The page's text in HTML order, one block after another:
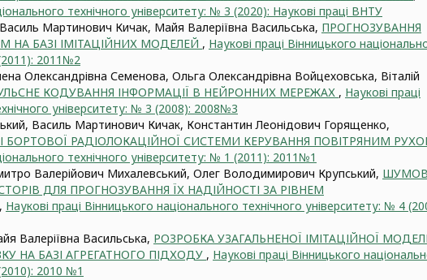
технічного університету: № 3 (2020): Наукові праці ВНТУ
Мартинович Кичак, Майя Валеріївна Васильська, ПРОГНОЗУВАННЯ
НА БАЗІ ІМІТАЦІЙНИХ МОДЕЛЕЙ , Наукові праці Вінницького
2011№2
Олександрівна Семенова, Ольга Олександрівна Войцеховська, Віталій
КОДУВАННЯ ІНФОРМАЦІЇ В НЕЙРОННИХ МЕРЕЖАХ , Наукові праці
університету: № 3 (2008): 2008№3
Василь Мартинович Кичак, Константин Леонідович Горященко,
РАДІОЛОКАЦІЙНОЇ СИСТЕМИ КЕРУВАННЯ ПОВІТРЯНИМ
технічного університету: № 1 (2011): 2011№1
Валерійович Михалевський, Олег Володимирович Крупський,
ДЛЯ ПРОГНОЗУВАННЯ ЇХ НАДІЙНОСТІ ЗА РІВНЕМ
, Наукові праці Вінницького національного технічного університету: № 4
Валеріївна Васильська, РОЗРОБКА УЗАГАЛЬНЕНОЇ ІМІТАЦІЙНОЇ МОДЕЛІ
НА БАЗІ АГРЕГАТНОГО ПІДХОДУ , Наукові праці Вінницького
2010 №1